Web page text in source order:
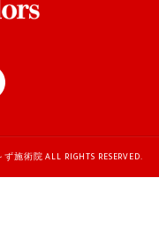
術院 ALL RIGHTS RESERVED.